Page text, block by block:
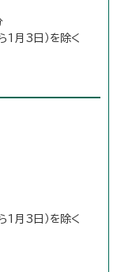
1月3日）を除く
1月3日）を除く